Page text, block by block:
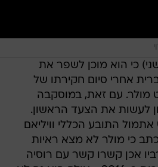
כי הוא מוכן לשפר את
אחרי סיום חקירתו של
מולר. עם זאת, במוסקבה
לעשות את הצעד הראשון.
התובע הכללי וויליאם
כי מולר לא מצא ראיות
אכן קשרו קשר עם רוסיה